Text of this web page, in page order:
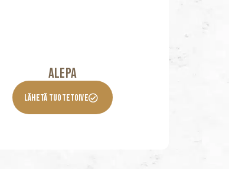
Alepa
Lähetä Tuotetoive